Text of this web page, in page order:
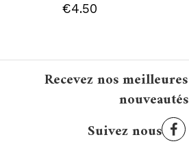
€4.50
Recevez nos
nouveautés
Suivez nous